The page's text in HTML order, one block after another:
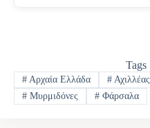
Tags
#Αρχαία Ελλάδα #Αχιλλέας
#Μυρμιδόνες #Φάρσαλα